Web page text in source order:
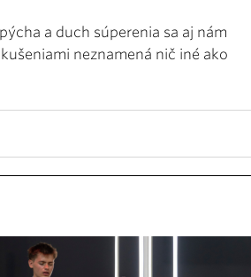
a duch súperenia sa aj nám
neznamená nič iné ako